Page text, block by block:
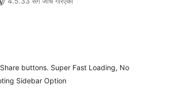
buttons. Super Fast Loading, No
Sidebar Option